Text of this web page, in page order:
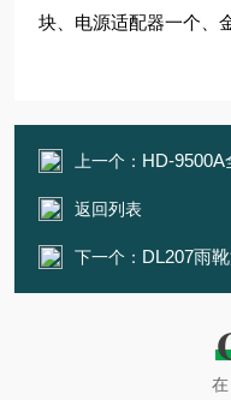
块、电源适配器一个、
上一个： HD-
返回列表
下一个： DL207雨